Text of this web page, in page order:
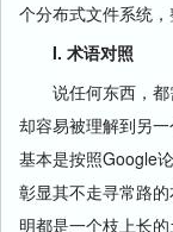
个分布式文件系统，
I. 术语对照
说任何东西，都
却容易被理解到另
基本是按照Google
彰显其不走寻常路
明都是一个枝上长